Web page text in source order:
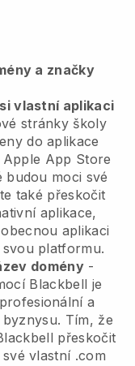
a značky
vlastní aplikaci
stránky školy
do aplikace
App Store
budou moci své
také přeskočit
aplikace,
aplikaci
platformu.
domény-
Blackbell je
a
Tím, že
přeskočit
vlastní .com